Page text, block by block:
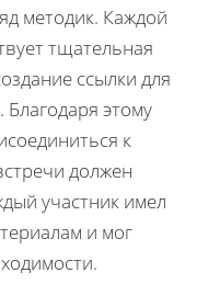
методик. Каждой
тщательная
ссылки для
этому
к
должен
участник имел
и мог